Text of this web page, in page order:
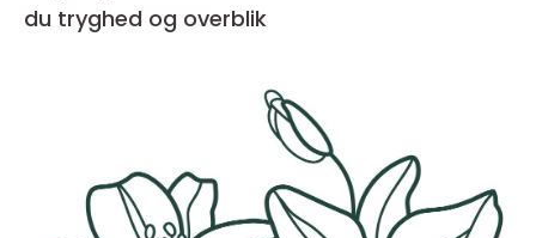
du tryghed og overblik